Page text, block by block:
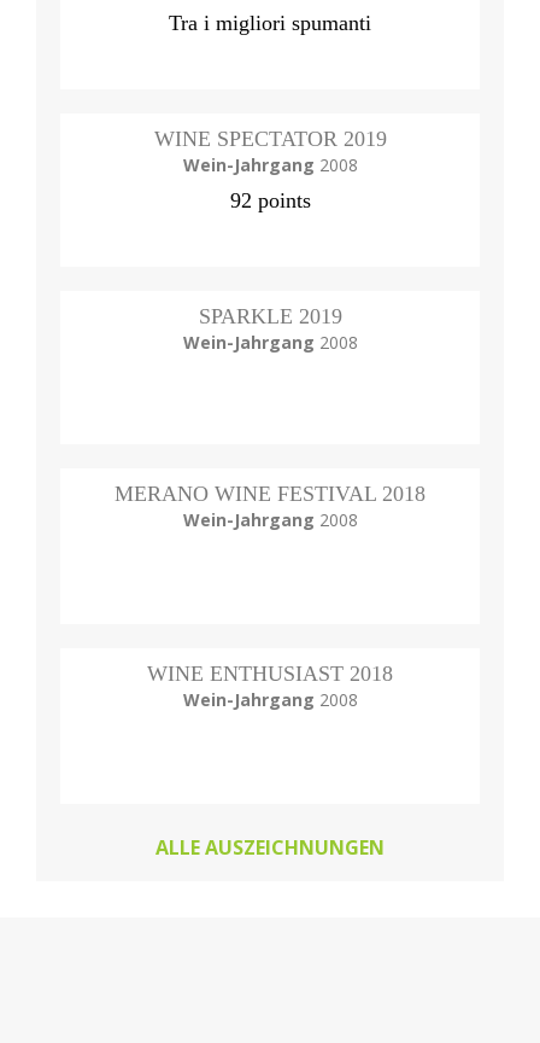
Tra i migliori spumanti
WINE SPECTATOR 2019
Wein-Jahrgang 2008
92 points
SPARKLE 2019
Wein-Jahrgang 2008
MERANO WINE FESTIVAL 2018
Wein-Jahrgang 2008
WINE ENTHUSIAST 2018
Wein-Jahrgang 2008
ALLE AUSZEICHNUNGEN